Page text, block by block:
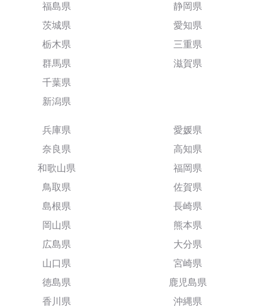
福島県
茨城県
栃木県
群馬県
千葉県
新潟県
静岡県
愛知県
三重県
滋賀県
兵庫県
奈良県
和歌山県
鳥取県
島根県
岡山県
広島県
山口県
徳島県
香川県
愛媛県
高知県
福岡県
佐賀県
長崎県
熊本県
大分県
宮崎県
鹿児島県
沖縄県